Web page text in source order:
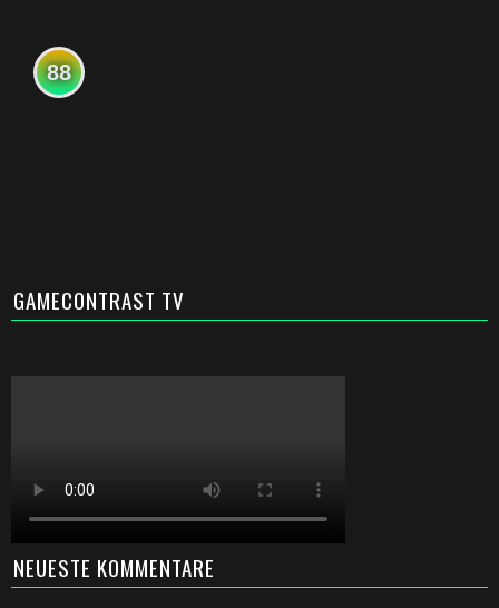
88
GAMECONTRAST TV
NEUESTE KOMMENTARE